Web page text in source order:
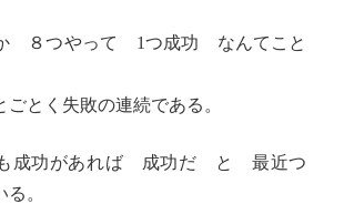
８つやって 1つ成功 なんてこと
ごとく失敗の連続である。
成功があれば 成功だ と 最近つ
。